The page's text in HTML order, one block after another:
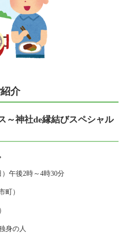
介
～神社de縁結びスペシャル
午後2時～4時30分
町）
身の人